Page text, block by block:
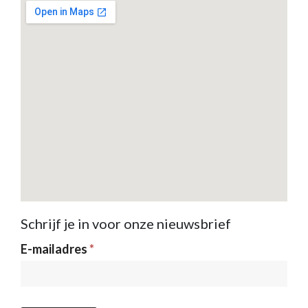
Schrijf je in voor onze nieuwsbrief
Nieuwsbrief
E-mailadres*